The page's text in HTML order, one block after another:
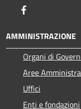
AMMINISTRAZIONE
Organi di
Aree
Uffici
Enti e fondazioni